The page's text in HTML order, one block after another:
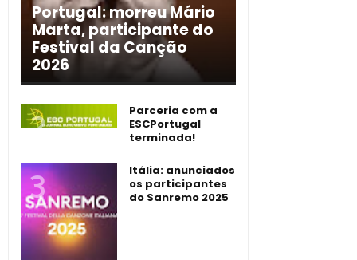
Portugal: morreu Mário
Marta, participante do
Festival da Canção
2026
Parceria com a
ESCPortugal
terminada!
Itália: anunciados
os participantes
do Sanremo 2025